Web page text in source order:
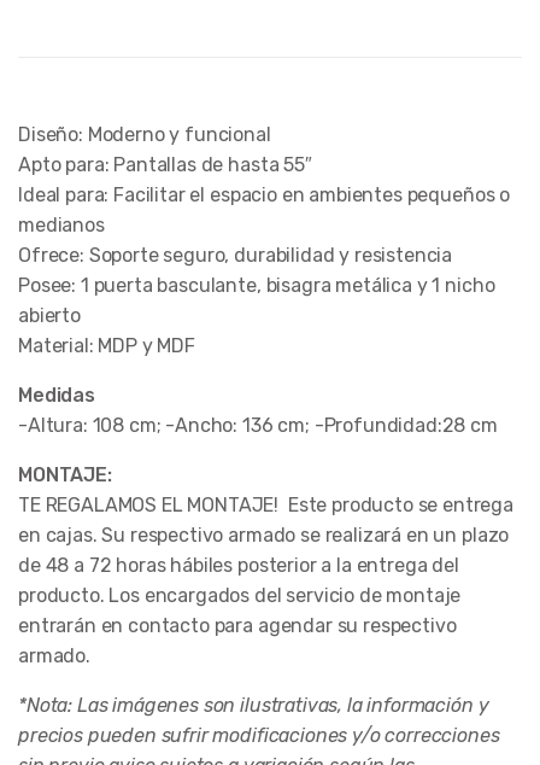
Diseño: Moderno y funcional
Apto para: Pantallas de hasta 55″
Ideal para: Facilitar el espacio en ambientes pequeños o
medianos
Ofrece: Soporte seguro, durabilidad y resistencia
Posee: 1 puerta basculante, bisagra metálica y 1 nicho
abierto
Material: MDP y MDF
Medidas
-Altura: 108 cm; -Ancho: 136 cm; -Profundidad:28 cm
MONTAJE:
TE REGALAMOS EL MONTAJE! Este producto se entrega
en cajas. Su respectivo armado se realizará en un plazo
de 48 a 72 horas hábiles posterior a la entrega del
producto. Los encargados del servicio de montaje
entrarán en contacto para agendar su respectivo
armado.
*Nota: Las imágenes son ilustrativas, la información y
precios pueden sufrir modificaciones y/o correcciones